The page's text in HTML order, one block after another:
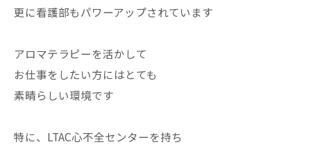
更に看護部もパワーアップされています
アロマテラピーを活かして
お仕事をしたい方にはとても
素晴らしい環境です
特に、LTAC心不全センターを持ち